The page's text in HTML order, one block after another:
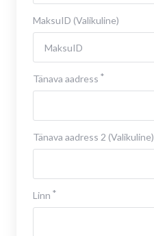
MaksuID (Valikuline)
Tänava aadress
Tänava aadress 2 (Valikuline)
Linn